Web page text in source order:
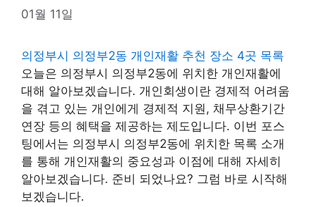
01월 11일
의정부시 의정부2동 개인재활 추천 장소 4곳 목록
오늘은 의정부시 의정부2동에 위치한 개인재활에
대해 알아보겠습니다. 개인회생이란 경제적 어려움
을 겪고 있는 개인에게 경제적 지원, 채무상환기간
연장 등의 혜택을 제공하는 제도입니다. 이번 포스
팅에서는 의정부시 의정부2동에 위치한 목록 소개
를 통해 개인재활의 중요성과 이점에 대해 자세히
알아보겠습니다. 준비 되었나요? 그럼 바로 시작해
보겠습니다.